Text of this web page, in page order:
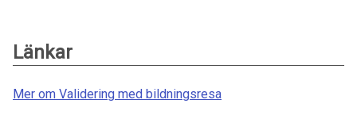
Länkar
Mer om Validering med bildningsresa